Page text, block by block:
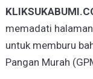
memadati
untuk memburu
Pangan Murah